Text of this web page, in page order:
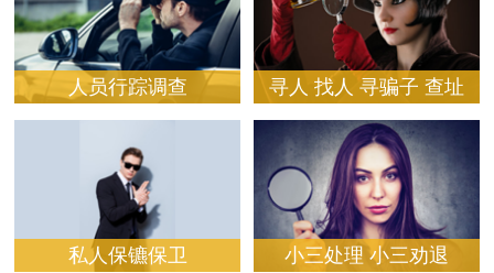
人员行踪调查
人员行踪调查
寻人 找人 寻骗子 查址
寻人 找人 寻骗子 查址
私人保镳保卫 小三处理 小三劝退